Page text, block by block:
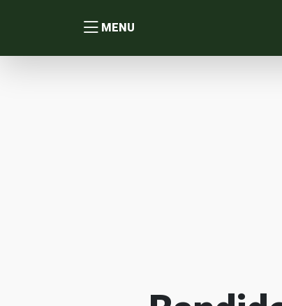
MENU